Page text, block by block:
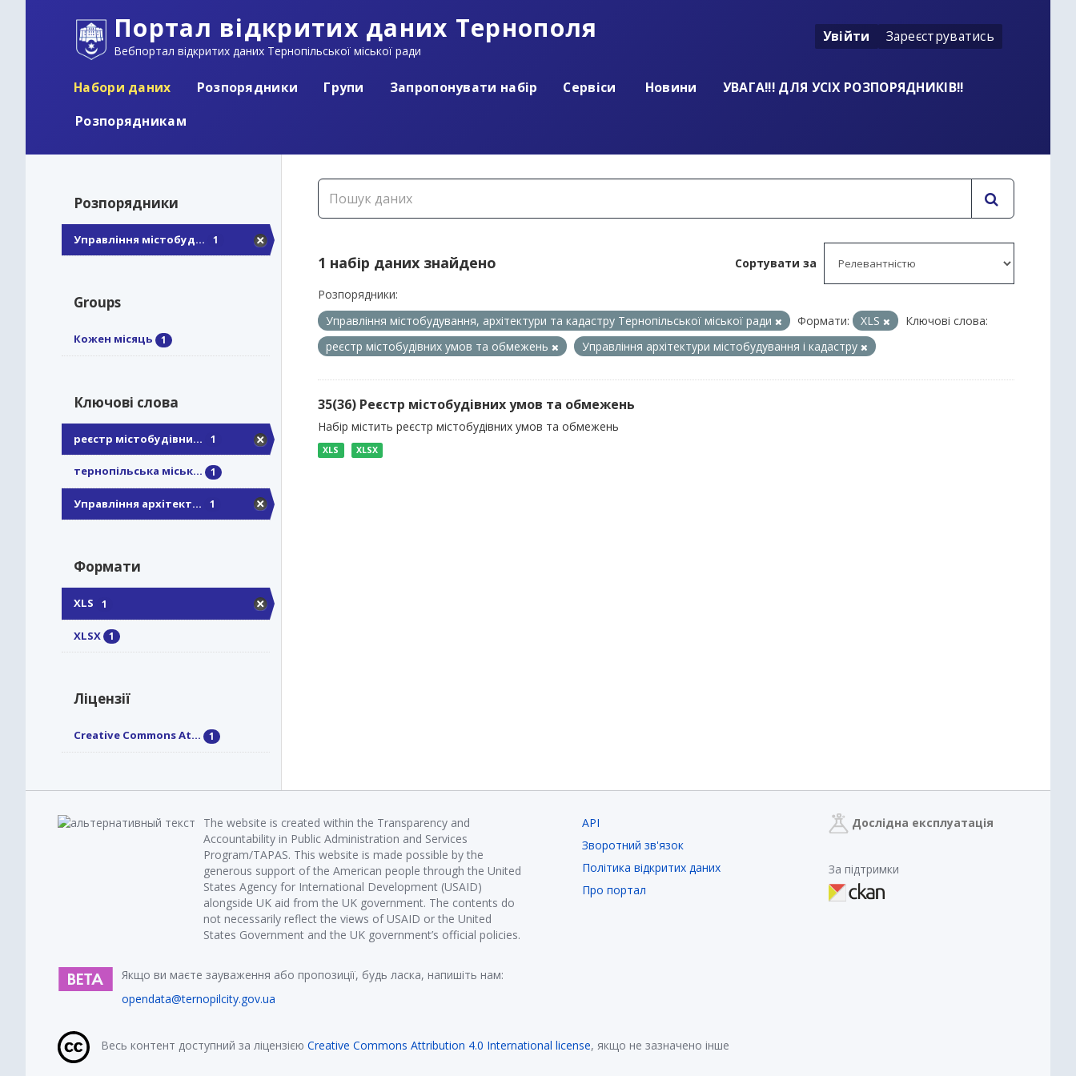
Портал відкритих даних Тернополя
Вебпортал відкритих даних Тернопільської міської ради
Увійти Зареєструватись
Набори даних Розпорядники Групи Запропонувати набір Сервіси Новини
УВАГА!!! ДЛЯ УСІХ РОЗПОРЯДНИКІВ!!
Розпорядникам
Розпорядники
Управління містобуд... 1
Groups
Кожен місяць 1
Ключові слова
реєстр містобудівни... 1
тернопільська міськ... 1
Управління архітект... 1
Формати
XLS 1
XLSX 1
Ліцензії
Creative Commons At... 1
Сортувати за
1 набір даних знайдено
Розпорядники:
Управління містобудування, архітектури та кадастру Тернопільської міської ради
Формати: XLS
Ключові слова:
реєстр містобудівних умов та обмежень
Управління архітектури містобудування і кадастру
35(36) Реєстр містобудівних умов та обмежень
Набір містить реєстр містобудівних умов та обмежень
XLS XLSX
The website is created within the Transparency and
Accountability in Public Administration and Services
Program/TAPAS. This website is made possible by the
generous support of the American people through the United
States Agency for International Development (USAID)
alongside UK aid from the UK government. The contents do
not necessarily reflect the views of USAID or the United
States Government and the UK government’s official policies.
Якщо ви маєте зауваження або пропозиції, будь ласка, напишіть нам:
opendata@ternopilcity.gov.ua
API
Зворотний зв'язок
Політика відкритих даних
Про портал
Дослідна експлуатація
За підтримки
Весь контент доступний за ліцензією Creative Commons Attribution 4.0 International license, якщо не зазначено інше